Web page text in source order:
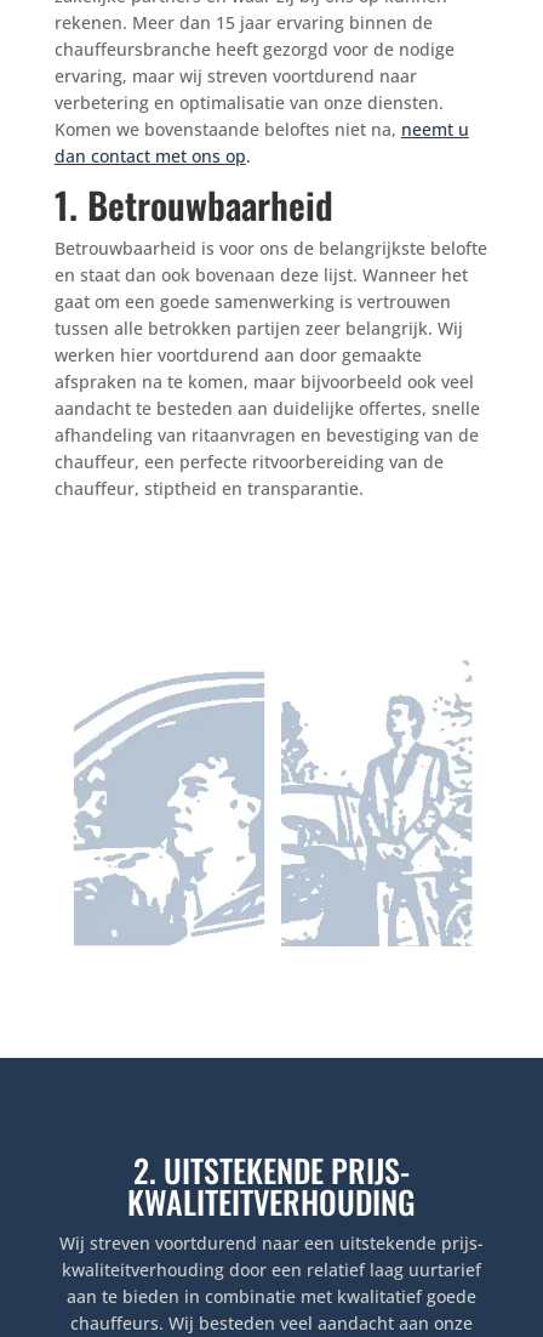
rekenen. Meer dan 15 jaar ervaring binnen de
chauffeursbranche heeft gezorgd voor de nodige
ervaring, maar wij streven voortdurend naar
verbetering en optimalisatie van onze diensten.
Komen we bovenstaande beloftes niet na, neemt u
dan contact met ons op.
1. Betrouwbaarheid
Betrouwbaarheid is voor ons de belangrijkste belofte
en staat dan ook bovenaan deze lijst. Wanneer het
gaat om een goede samenwerking is vertrouwen
tussen alle betrokken partijen zeer belangrijk. Wij
werken hier voortdurend aan door gemaakte
afspraken na te komen, maar bijvoorbeeld ook veel
aandacht te besteden aan duidelijke offertes, snelle
afhandeling van ritaanvragen en bevestiging van de
chauffeur, een perfecte ritvoorbereiding van de
chauffeur, stiptheid en transparantie.
2. UITSTEKENDE PRIJS-
KWALITEITVERHOUDING
Wij streven voortdurend naar een uitstekende prijs-
kwaliteitverhouding door een relatief laag uurtarief
aan te bieden in combinatie met kwalitatief goede
chauffeurs. Wij besteden veel aandacht aan onze